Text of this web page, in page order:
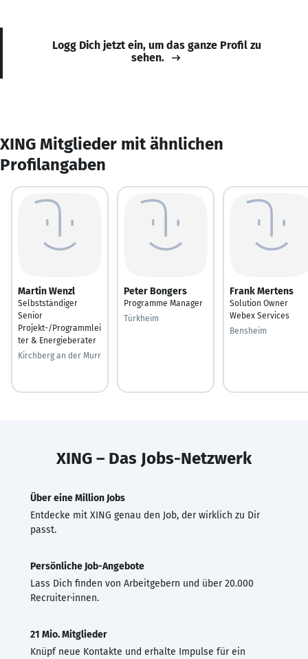
Logg Dich jetzt ein, um das ganze Profil zu
sehen.
XING Mitglieder mit ähnlichen
Profilangaben
Martin Wenzl
Selbstständiger
Senior
Projekt-/Programmlei
ter & Energieberater
Kirchberg an der Murr
Peter Bongers
Programme Manager
Türkheim
Frank Mertens
Solution Owner
Webex Services
Bensheim
XING – Das Jobs-Netzwerk
Über eine Million Jobs
Entdecke mit XING genau den Job, der wirklich zu Dir
passt.
Persönliche Job-Angebote
Lass Dich finden von Arbeitgebern und über 20.000
Recruiter·innen.
21 Mio. Mitglieder
Knüpf neue Kontakte und erhalte Impulse für ein